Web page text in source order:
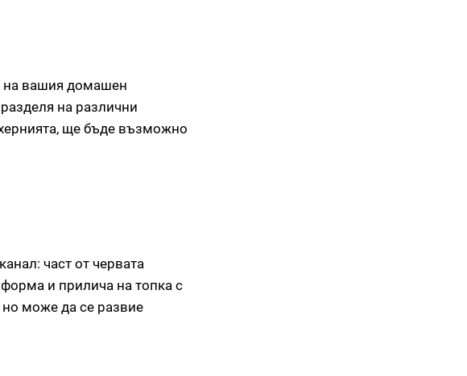
на вашия домашен
на различни
ще бъде възможно
част от червата
и прилича на топка с
но може да се развие